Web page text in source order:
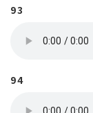
93
94